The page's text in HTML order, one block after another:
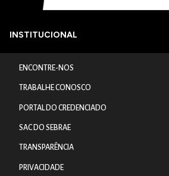
INSTITUCIONAL
ENCONTRE-NOS
TRABALHE CONOSCO
PORTAL DO CREDENCIADO
SAC DO SEBRAE
TRANSPARÊNCIA
PRIVACIDADE